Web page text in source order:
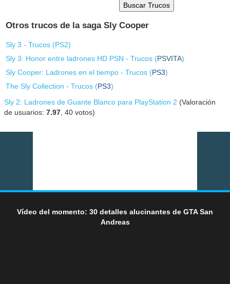
Buscar Trucos
Otros trucos de la saga Sly Cooper
Sly 3 - Trucos (PS2)
Sly 3: Honor entre ladrones HD PSN - Trucos (PSVITA)
Sly Cooper: Ladrones en el tiempo - Trucos (PS3)
The Sly Collection - Trucos (PS3)
Sly 2: Ladrones de Guante Blanco para PlayStation 2 (Valoración
de usuarios:7.97 ,40 votos)
Vídeo del momento: 30 detalles alucinantes de GTA San
Andreas